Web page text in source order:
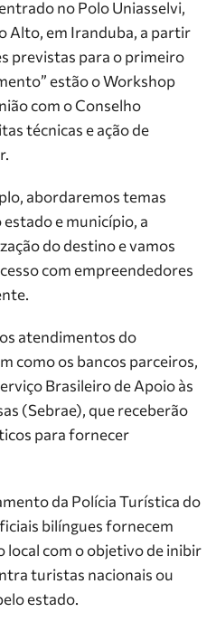
no Polo Uniasselvi,
Alto, em Iranduba, a partir
previstas para o primeiro
estão o Workshop
com o Conselho
técnicas e ação de
abordaremos temas
e município, a
do destino e vamos
com empreendedores
atendimentos do
como os bancos parceiros,
Brasileiro de Apoio às
(Sebrae), que receberão
para fornecer
da Polícia Turística do
bilíngues fornecem
com o objetivo de inibir
turistas nacionais ou
estado.